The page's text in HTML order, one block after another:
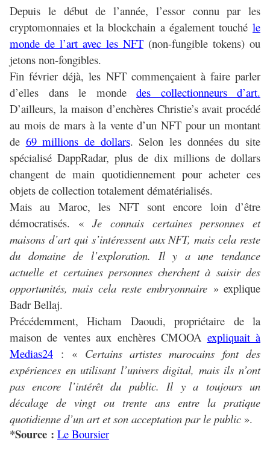
Depuis le début de l’année, l’essor connu par les
cryptomonnaies et la blockchain a également touché le
monde de l’art avec les NFT (non-fungible tokens) ou
jetons non-fongibles.
Fin février déjà, les NFT commençaient à faire parler
d’elles dans le monde des collectionneurs d’art.
D’ailleurs, la maison d’enchères Christie’s avait procédé
au mois de mars à la vente d’un NFT pour un montant
de 69 millions de dollars. Selon les données du site
spécialisé DappRadar, plus de dix millions de dollars
changent de main quotidiennement pour acheter ces
objets de collection totalement dématérialisés.
Mais au Maroc, les NFT sont encore loin d’être
démocratisés. «Je connais certaines personnes et
maisons d’art qui s’intéressent aux NFT, mais cela reste
du domaine de l’exploration. Il y a une tendance
actuelle et certaines personnes cherchent à saisir des
opportunités, mais cela reste embryonnaire » explique
Badr Bellaj.
Précédemment, Hicham Daoudi, propriétaire de la
maison de ventes aux enchères CMOOA expliquait à
Medias24 : « Certains artistes marocains font des
expériences en utilisant l’univers digital, mais ils n’ont
pas encore l’intérêt du public. Il y a toujours un
décalage de vingt ou trente ans entre la pratique
quotidienne d’un art et son acceptation par le public ».
*Source : Le Boursier